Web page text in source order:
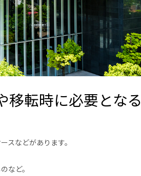
移転時に必要となる
スなどがあります。
など。